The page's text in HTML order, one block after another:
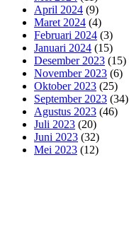
April 2024 (9)
Maret 2024 (4)
Februari 2024 (3)
Januari 2024 (15)
Desember 2023 (15)
November 2023 (6)
Oktober 2023 (25)
September 2023 (34)
Agustus 2023 (46)
Juli 2023 (20)
Juni 2023 (32)
Mei 2023 (12)